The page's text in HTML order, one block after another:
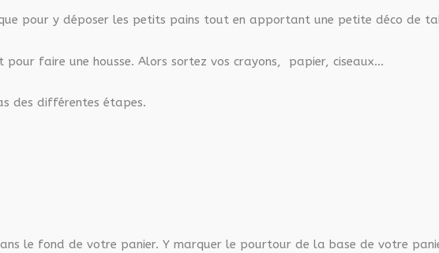
pour y déposer les petits pains tout en apportant une petite déco de
faire une housse. Alors sortez vos crayons, papier, ciseaux…
des différentes étapes.
le fond de votre panier. Y marquer le pourtour de la base de votre